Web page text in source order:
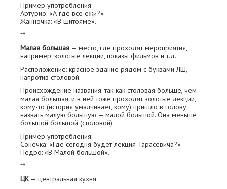
Пример употребления:
Артурио: «А где все ежи?»
Жанночка: «В шитояме».
**
Малая большая — место, где проходят мероприятия,
например, золотые лекции, показы фильмов и т.д.
Расположение: красное здание рядом с буквами ЛШ,
напротив столовой.
Происхождение названия: так как столовая больше, чем
малая большая, и в ней тоже проходят золотые лекции,
кому-то (история умалчивает, кому) пришло в голову
назвать малую большую — малой большой. Она меньше
большой большой (столовой).
Пример употребления:
Сонечка: «Где сегодня будет лекция Тарасевича?»
Педро: «В Малой большой».
**
ЦК— центральная кухня